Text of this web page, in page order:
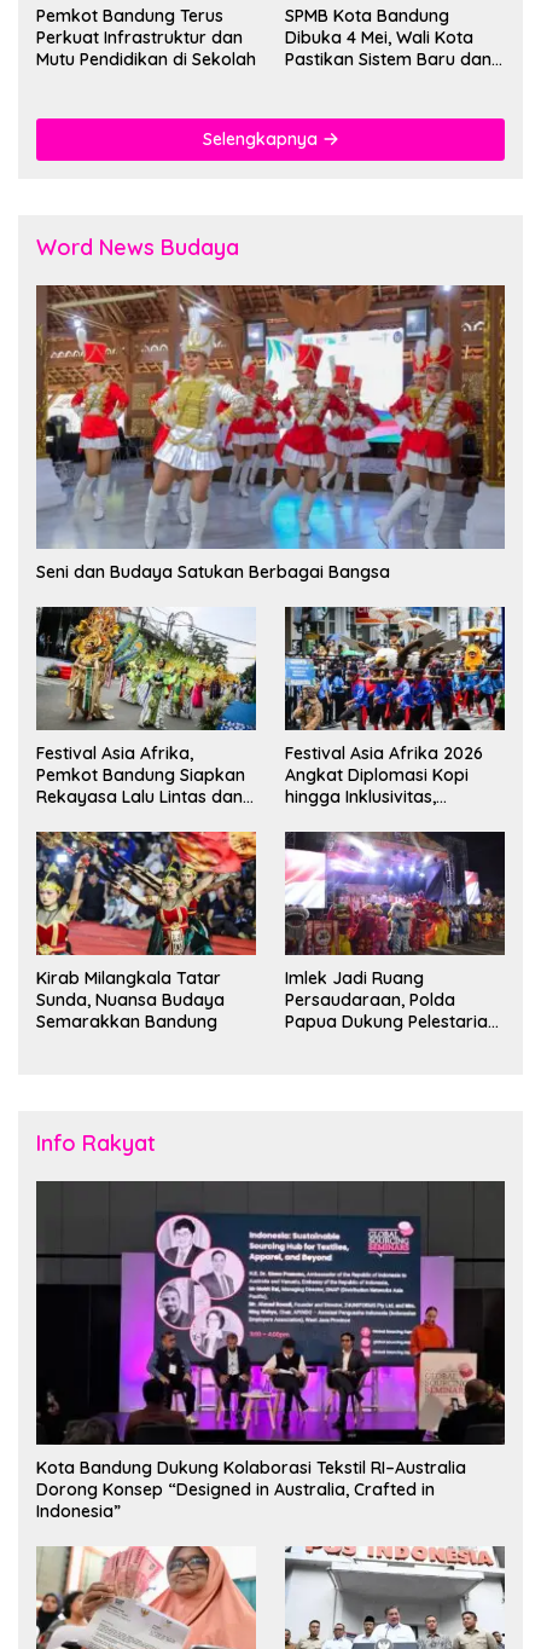
Pemkot Bandung Terus
Perkuat Infrastruktur dan
Mutu Pendidikan di Sekolah
SPMB Kota Bandung
Dibuka 4 Mei, Wali Kota
Pastikan Sistem Baru dan
Selengkapnya
Word News Budaya
Seni dan Budaya Satukan Berbagai Bangsa
Festival Asia Afrika,
Pemkot Bandung Siapkan
Rekayasa Lalu Lintas dan
Festival Asia Afrika 2026
Angkat Diplomasi Kopi
hingga Inklusivitas,
Duta Besar
Kirab Milangkala Tatar
Sunda, Nuansa Budaya
Semarakkan Bandung
Imlek Jadi Ruang
Persaudaraan, Polda
Papua Dukung Pelestarian
Info Rakyat
Kota Bandung Dukung Kolaborasi Tekstil RI–Australia
Dorong Konsep “Designed in Australia, Crafted in
Indonesia”